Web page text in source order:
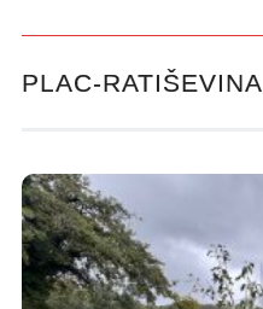
PLAC-RATIŠEVINA